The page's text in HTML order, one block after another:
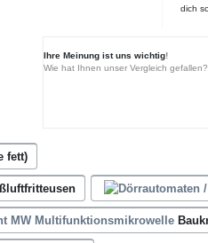
dich
Ihre Meinung ist uns wichtig!
Wie hat Ihnen unser Vergleich gefallen?
fett)